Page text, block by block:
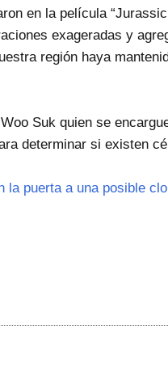
en la película
exageradas y
región haya
Suk quien se
determinar si existen
la puerta a una posible